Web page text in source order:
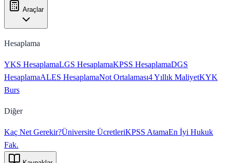
Araçlar
Hesaplama
YKS HesaplamaLGS HesaplamaKPSS HesaplamaDGS
HesaplamaALES HesaplamaNot Ortalaması4 Yıllık MaliyetKYK
Burs
Diğer
Kaç Net Gerekir?Üniversite ÜcretleriKPSS AtamaEn İyi Hukuk
Fak.